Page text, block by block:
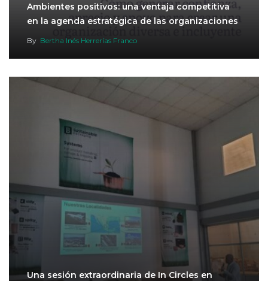
Ambientes positivos: una ventaja competitiva
en la agenda estratégica de las organizaciones
By Bertha Inés Herrerías Franco
Una sesión extraordinaria de In Circles en